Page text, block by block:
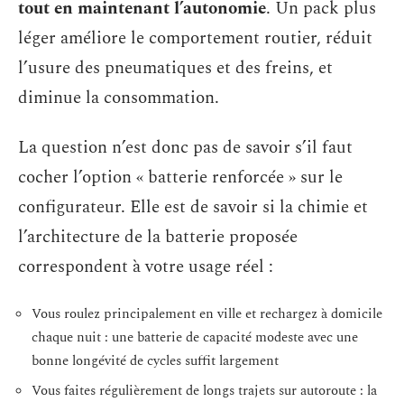
tout en maintenant l’autonomie. Un pack plus
léger améliore le comportement routier, réduit
l’usure des pneumatiques et des freins, et
diminue la consommation.
La question n’est donc pas de savoir s’il faut
cocher l’option « batterie renforcée » sur le
configurateur. Elle est de savoir si la chimie et
l’architecture de la batterie proposée
correspondent à votre usage réel :
Vous roulez principalement en ville et rechargez à domicile
chaque nuit : une batterie de capacité modeste avec une
bonne longévité de cycles suffit largement
Vous faites régulièrement de longs trajets sur autoroute : la